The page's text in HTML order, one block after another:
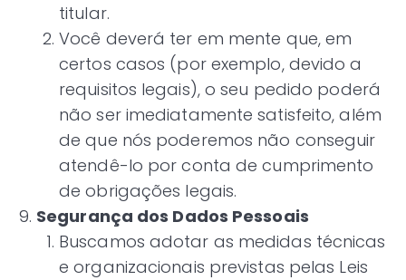
titular.
Você deverá ter em mente que, em
certos casos (por exemplo, devido a
requisitos legais), o seu pedido poderá
não ser imediatamente satisfeito, além
de que nós poderemos não conseguir
atendê-lo por conta de cumprimento
de obrigações legais.
Segurança dos Dados Pessoais
Buscamos adotar as medidas técnicas
e organizacionais previstas pelas Leis